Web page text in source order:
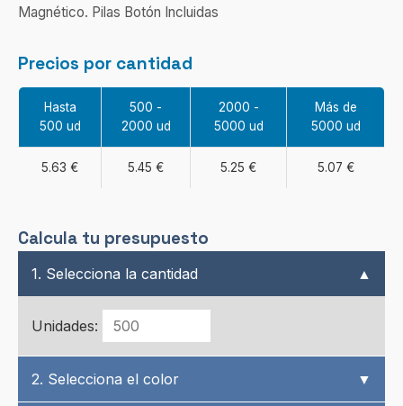
Magnético. Pilas Botón Incluidas
Precios por cantidad
Hasta
500 ud
500 -
2000 ud
2000 -
5000 ud
Más de
5000 ud
5.63 € 5.45 € 5.25 € 5.07 €
Calcula tu presupuesto
1. Selecciona la cantidad ▲
Unidades:
2. Selecciona el color ▼